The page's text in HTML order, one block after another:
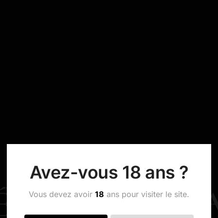
Avez-vous 18 ans ?
Vous devez avoir 18 ans pour visiter le site.